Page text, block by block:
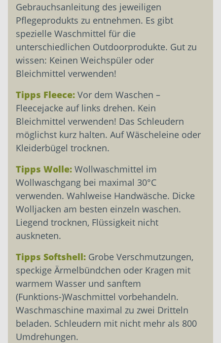
Gebrauchsanleitung des jeweiligen
Pflegeprodukts zu entnehmen. Es gibt
spezielle Waschmittel für die
unterschiedlichen Outdoorprodukte. Gut zu
wissen: Keinen Weichspüler oder
Bleichmittel verwenden!
Tipps Fleece: Vor dem Waschen –
Fleecejacke auf links drehen. Kein
Bleichmittel verwenden! Das Schleudern
möglichst kurz halten. Auf Wäscheleine oder
Kleiderbügel trocknen.
Tipps Wolle: Wollwaschmittel im
Wollwaschgang bei maximal 30°C
verwenden. Wahlweise Handwäsche. Dicke
Wolljacken am besten einzeln waschen.
Liegend trocknen, Flüssigkeit nicht
auskneten.
Tipps Softshell: Grobe Verschmutzungen,
speckige Ärmelbündchen oder Kragen mit
warmem Wasser und sanftem
(Funktions-)Waschmittel vorbehandeln.
Waschmaschine maximal zu zwei Dritteln
beladen. Schleudern mit nicht mehr als 800
Umdrehungen.